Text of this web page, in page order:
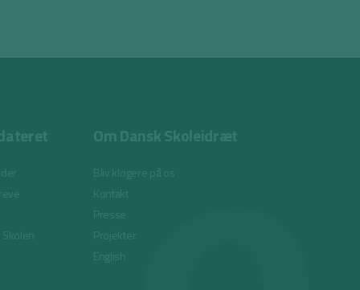
Om Dansk Skoleidræt
Bliv klogere på os
Kontakt
Presse
Projekter
English